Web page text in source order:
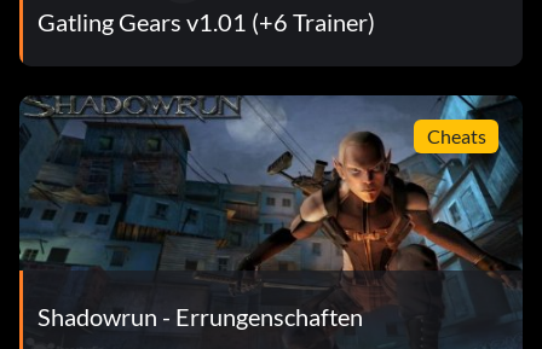
Gatling Gears v1.01 (+6 Trainer)
Cheats
Shadowrun - Errungenschaften